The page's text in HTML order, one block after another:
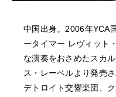
中国出身。2006年YCA
ータイマー レヴィット
な演奏をおさめたスカ
ス・レーベルより発売さ
デトロイト交響楽団、